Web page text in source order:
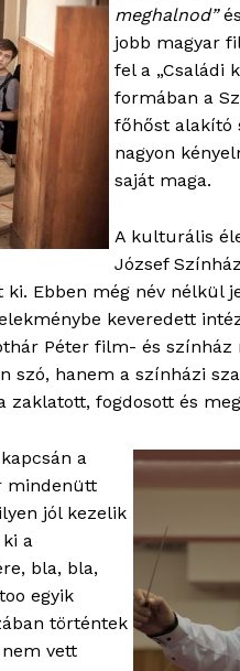
ELŐFIZETÉS
meghalnod”
jobb magyar
fel a „Családi
formában a
főhőst alakító
nagyon
saját maga.
A kulturális
József
Ebben még név nélkül
keveredett
Péter film- és
szó, hanem a színházi
fogdosott és
a
mindenütt
jól kezelik
a
bla, bla,
egyik
történtek
vett